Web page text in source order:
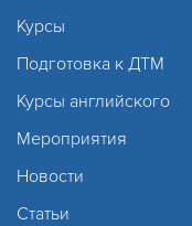
Курсы
Подготовка к ДТМ
Курсы английского
Мероприятия
Новости
Статьи